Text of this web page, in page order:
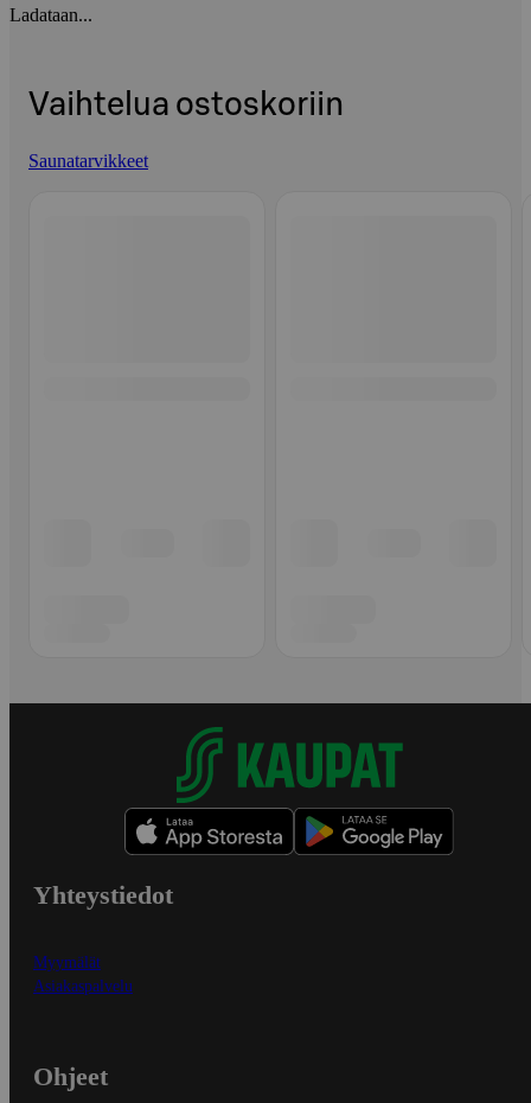
Ladataan...
Vaihtelua ostoskoriin
Saunatarvikkeet
Yhteystiedot
Myymälät
Asiakaspalvelu
Ohjeet